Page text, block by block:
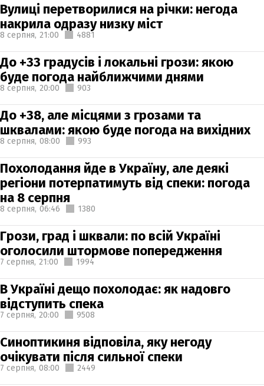
Вулиці перетворилися на річки: негода
накрила одразу низку міст
8 серпня, 21:00 4881
До +33 градусів і локальні грози: якою
буде погода найближчими днями
8 серпня, 20:00 903
До +38, але місцями з грозами та
шквалами: якою буде погода на вихідних
8 серпня, 08:00 993
Похолодання йде в Україну, але деякі
регіони потерпатимуть від спеки: погода
на 8 серпня
8 серпня, 06:46 1380
Грози, град і шквали: по всій Україні
оголосили штормове попередження
7 серпня, 21:00 1994
В Україні дещо похолодає: як надовго
відступить спека
7 серпня, 20:00 9508
Синоптикиня відповіла, яку негоду
очікувати після сильної спеки
7 серпня, 08:00 2449